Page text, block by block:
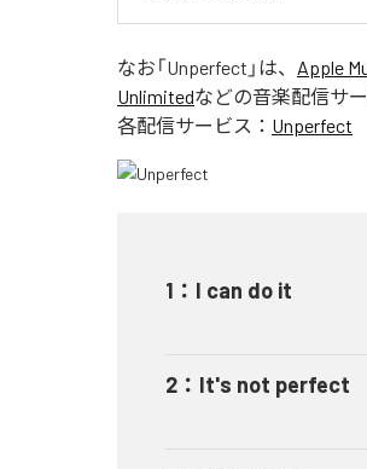
なお「Unperfect 」は、 Apple
Unlimitedなどの音楽配信サ
各配信サービス： Unperfect
1 ： I can do it
2 ： It's not perfect